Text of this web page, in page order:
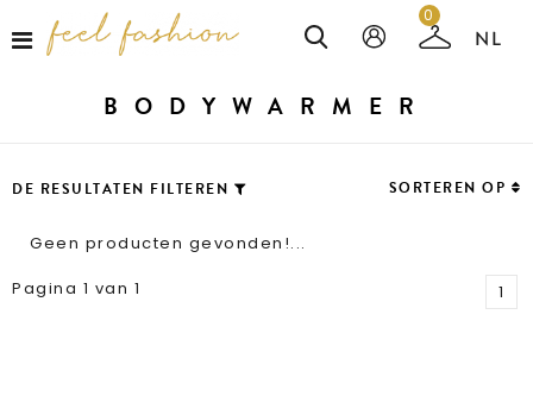
0
BODYWARMER
DE RESULTATEN FILTEREN SORTEREN OP
Geen producten gevonden!...
Pagina 1 van 1
1